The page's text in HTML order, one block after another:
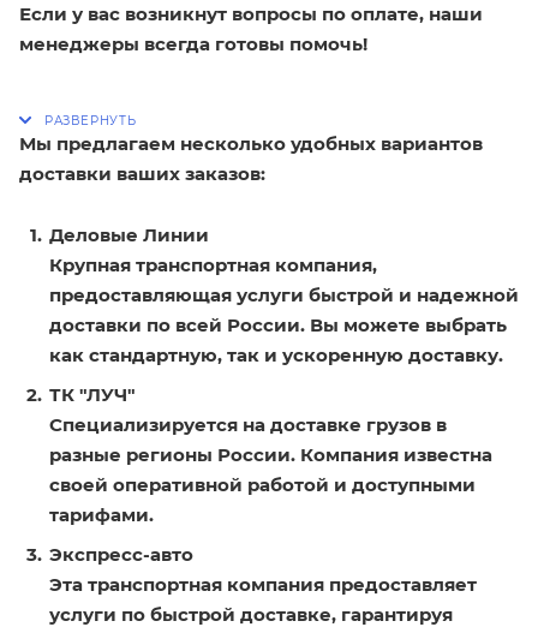
Если у вас возникнут вопросы по оплате, наши
менеджеры всегда готовы помочь!
Мы предлагаем несколько удобных вариантов
доставки ваших заказов:
Деловые Линии
Крупная транспортная компания,
предоставляющая услуги быстрой и надежной
доставки по всей России. Вы можете выбрать
как стандартную, так и ускоренную доставку.
ТК "ЛУЧ"
Специализируется на доставке грузов в
разные регионы России. Компания известна
своей оперативной работой и доступными
тарифами.
Экспресс-авто
Эта транспортная компания предоставляет
услуги по быстрой доставке, гарантируя